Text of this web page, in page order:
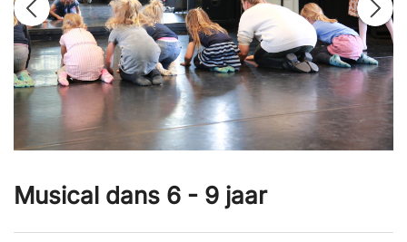
Musical dans 6 - 9 jaar